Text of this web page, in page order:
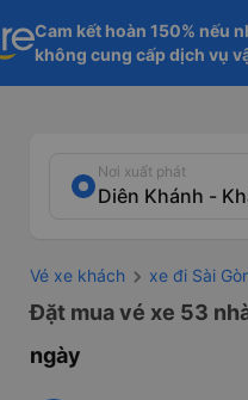
Cam kết hoàn 150% nếu
không cung cấp dịch vụ
Nơi xuất phát
Vé xe khách xe đi Sài
Đặt mua vé xe 53
ngày